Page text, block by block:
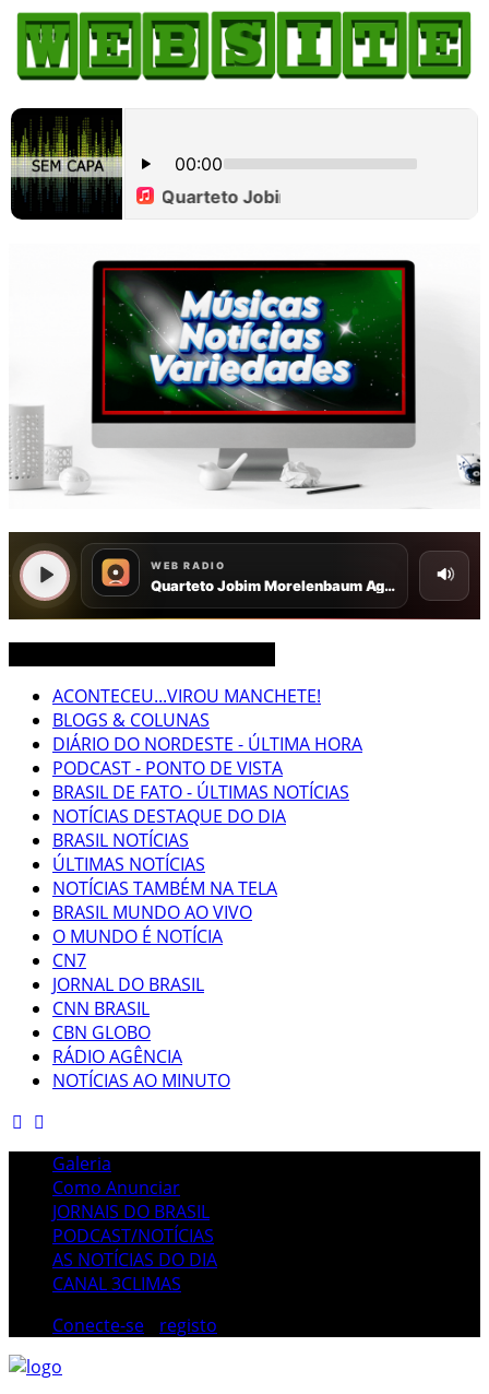
ACONTECEU...VIROU MANCHETE!
BLOGS & COLUNAS
DIÁRIO DO NORDESTE - ÚLTIMA HORA
PODCAST - PONTO DE VISTA
BRASIL DE FATO - ÚLTIMAS NOTÍCIAS
NOTÍCIAS DESTAQUE DO DIA
BRASIL NOTÍCIAS
ÚLTIMAS NOTÍCIAS
NOTÍCIAS TAMBÉM NA TELA
BRASIL MUNDO AO VIVO
O MUNDO É NOTÍCIA
CN7
JORNAL DO BRASIL
CNN BRASIL
CBN GLOBO
RÁDIO AGÊNCIA
NOTÍCIAS AO MINUTO
Galeria
Como Anunciar
JORNAIS DO BRASIL
PODCAST/NOTÍCIAS
AS NOTÍCIAS DO DIA
CANAL 3CLIMAS
Conecte-se
registo